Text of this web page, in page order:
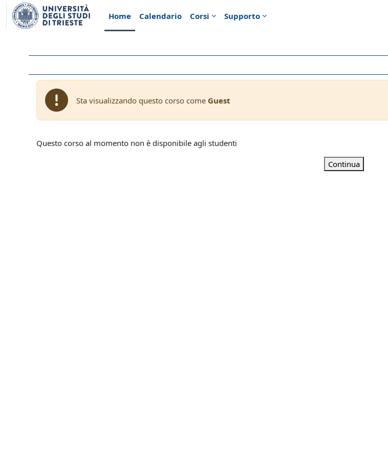
Vai al contenuto principale
Home
Calendario Corsi Supporto
Sta visualizzando questo corso come Guest
Questo corso al momento non è disponibile agli studenti
Continua